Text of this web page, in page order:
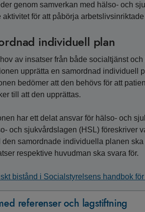
genom samverkan med hälso- och
aktivitet för att påbörja
individuell plan
av insatser från både socialtjänst
upprätta en samordnad individuell
bedömer att den behövs för att
till att den upprättas.
har ett delat ansvar för hälso- och
och sjukvårdslagen (HSL) föreskriver
den samordnade individuella planen
respektive huvudman ska svara för.
bistånd i Socialstyrelsens handbok
referenser och lagstiftning